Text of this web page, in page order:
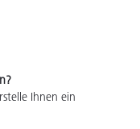
Ihnen ein